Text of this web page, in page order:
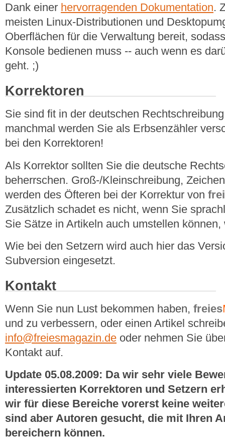
Dank einer hervorragenden Dokumentation.
meisten Linux-Distributionen und
Oberflächen für die Verwaltung bereit,
Konsole bedienen muss -- auch wenn es
geht. ;)
Korrektoren
Sie sind fit in der deutschen
manchmal werden Sie als Erbsenzähler
bei den Korrektoren!
Als Korrektor sollten Sie die deutsche
beherrschen. Groß-/Kleinschreibung,
werden des Öfteren bei der Korrektur von
Zusätzlich schadet es nicht, wenn Sie
Sie Sätze in Artikeln auch umstellen
Wie bei den Setzern wird auch hier das
Subversion eingesetzt.
Kontakt
Wenn Sie nun Lust bekommen haben, freies
und zu verbessern, oder einen Artikel
info@freiesmagazin.de oder nehmen Sie
Kontakt auf.
Update 05.08.2009: Da wir sehr viele
interessierten Korrektoren und Setzern
wir für diese Bereiche vorerst keine
sind aber Autoren gesucht, die mit Ihren
bereichern können.